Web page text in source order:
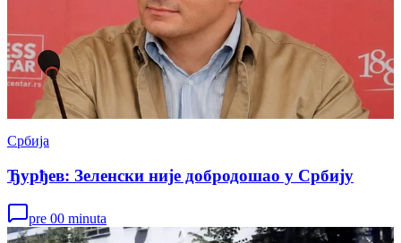
Србија
Ђурђев: Зеленски није добродошао у Србију
pre 00 minuta